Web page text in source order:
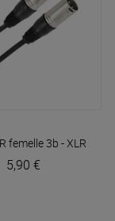
EasyPlugger
femelle 3b - XLR
5,90 €